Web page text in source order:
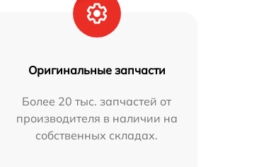
Оригинальные запчасти
Более 20 тыс. запчастей от
производителя в наличии на
собственных складах.